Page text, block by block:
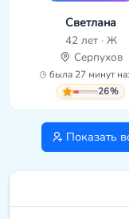
Светлана
42 лет · Ж
Серпухов
была 27 минут
26%
Показать